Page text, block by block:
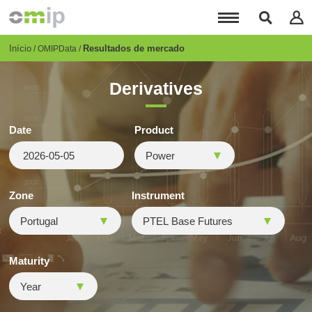
para
conteúdo
Breadcrumb
Início OMIPData Resultados de mercado
Derivatives
Date Product
Zone Instrument
Maturity